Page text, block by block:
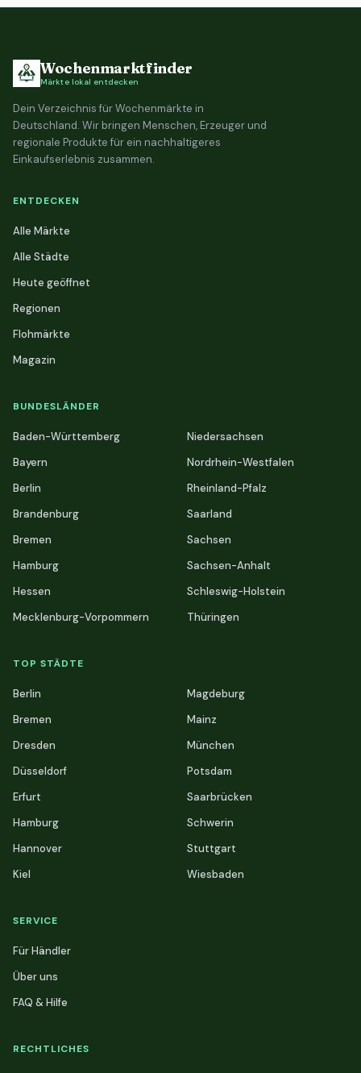
Wochenmarktfinder
Märkte lokal entdecken
Dein Verzeichnis für Wochenmärkte in
Deutschland. Wir bringen Menschen, Erzeuger und
regionale Produkte für ein nachhaltigeres
Einkaufserlebnis zusammen.
ENTDECKEN
Alle Märkte
Alle Städte
Heute geöffnet
Regionen
Flohmärkte
Magazin
BUNDESLÄNDER
Baden-Württemberg
Bayern
Berlin
Brandenburg
Bremen
Hamburg
Hessen
Mecklenburg-Vorpommern
Niedersachsen
Nordrhein-Westfalen
Rheinland-Pfalz
Saarland
Sachsen
Sachsen-Anhalt
Schleswig-Holstein
Thüringen
TOP STÄDTE
Berlin
Bremen
Dresden
Düsseldorf
Erfurt
Hamburg
Hannover
Kiel
Magdeburg
Mainz
München
Potsdam
Saarbrücken
Schwerin
Stuttgart
Wiesbaden
SERVICE
Für Händler
Über uns
FAQ & Hilfe
RECHTLICHES